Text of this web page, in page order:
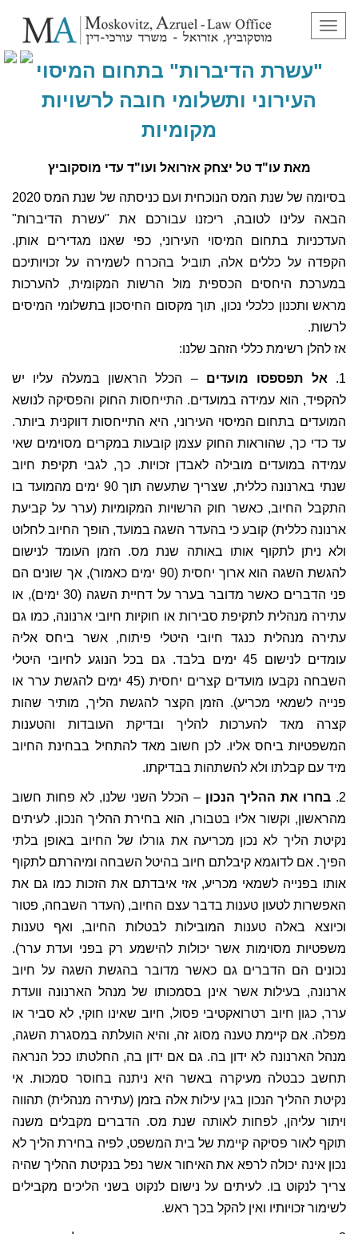
תפריט
"עשרת הדיברות" בתחום המיסוי
העירוני ותשלומי חובה לרשויות
מקומיות
מאת עו"ד טל יצחק אזרואל ועו"ד עדי מוסקוביץ
בסיומה של שנת המס הנוכחית ועם כניסתה של שנת המס 2020
הבאה עלינו לטובה, ריכזנו עבורכם את "עשרת הדיברות"
העדכניות בתחום המיסוי העירוני, כפי שאנו מגדירים אותן.
הקפדה על כללים אלה, תוביל בהכרח לשמירה על זכויותיכם
במערכת היחסים הכספית מול הרשות המקומית, להערכות
מראש ותכנון כלכלי נכון, תוך מקסום החיסכון בתשלומי המיסים
לרשות.
אז להלן רשימת כללי הזהב שלנו:
1. אל תפספסו מועדים – הכלל הראשון במעלה עליו יש
להקפיד, הוא עמידה במועדים. התייחסות החוק והפסיקה לנושא
המועדים בתחום המיסוי העירוני, היא התייחסות דווקנית ביותר.
עד כדי כך, שהוראות החוק עצמן קובעות במקרים מסוימים שאי
עמידה במועדים מובילה לאבדן זכויות. כך, לגבי תקיפת חיוב
שנתי בארנונה כללית, שצריך שתעשה תוך 90 ימים מהמועד בו
התקבל החיוב, כאשר חוק הרשויות המקומיות (ערר על קביעת
ארנונה כללית) קובע כי בהעדר השגה במועד, הופך החיוב לחלוט
ולא ניתן לתקוף אותו באותה שנת מס. הזמן העומד לנישום
להגשת השגה הוא ארוך יחסית (90 ימים כאמור), אך שונים הם
פני הדברים כאשר מדובר בערר על דחיית השגה (30 ימים), או
עתירה מנהלית לתקיפת סבירות או חוקיות חיובי ארנונה, כמו גם
עתירה מנהלית כנגד חיובי היטלי פיתוח, אשר ביחס אליה
עומדים לנישום 45 ימים בלבד. גם בכל הנוגע לחיובי היטלי
השבחה נקבעו מועדים קצרים יחסית (45 ימים להגשת ערר או
פנייה לשמאי מכריע). הזמן הקצר להגשת הליך, מותיר שהות
קצרה מאד להערכות להליך ובדיקת העובדות והטענות
המשפטיות ביחס אליו. לכן חשוב מאד להתחיל בבחינת החיוב
מיד עם קבלתו ולא להשתהות בבדיקתו.
2. בחרו את ההליך הנכון – הכלל השני שלנו, לא פחות חשוב
מהראשון, וקשור אליו בטבורו, הוא בחירת ההליך הנכון. לעיתים
נקיטת הליך לא נכון מכריעה את גורלו של החיוב באופן בלתי
הפיך. אם לדוגמא קיבלתם חיוב בהיטל השבחה ומיהרתם לתקוף
אותו בפנייה לשמאי מכריע, אזי איבדתם את הזכות כמו גם את
האפשרות לטעון טענות בדבר עצם החיוב, (העדר השבחה, פטור
וכיוצא באלה טענות המובילות לבטלות החיוב, ואף טענות
משפטיות מסוימות אשר יכולות להישמע רק בפני ועדת ערר).
נכונים הם הדברים גם כאשר מדובר בהגשת השגה על חיוב
ארנונה, בעילות אשר אינן בסמכותו של מנהל הארנונה וועדת
ערר, כגון חיוב רטרואקטיבי פסול, חיוב שאינו חוקי, לא סביר או
מפלה. אם קיימת טענה מסוג זה, והיא הועלתה במסגרת השגה,
מנהל הארנונה לא ידון בה. גם אם ידון בה, החלטתו ככל הנראה
תחשב כבטלה מעיקרה באשר היא ניתנה בחוסר סמכות. אי
נקיטת ההליך הנכון בגין עילות אלה בזמן (עתירה מנהלית) תהווה
ויתור עליהן, לפחות לאותה שנת מס. הדברים מקבלים משנה
תוקף לאור פסיקה קיימת של בית המשפט, לפיה בחירת הליך לא
נכון אינה יכולה לרפא את האיחור אשר נפל בנקיטת ההליך שהיה
צריך לנקוט בו. לעיתים על נישום לנקוט בשני הליכים מקבילים
לשימור זכויותיו ואין להקל בכך ראש.